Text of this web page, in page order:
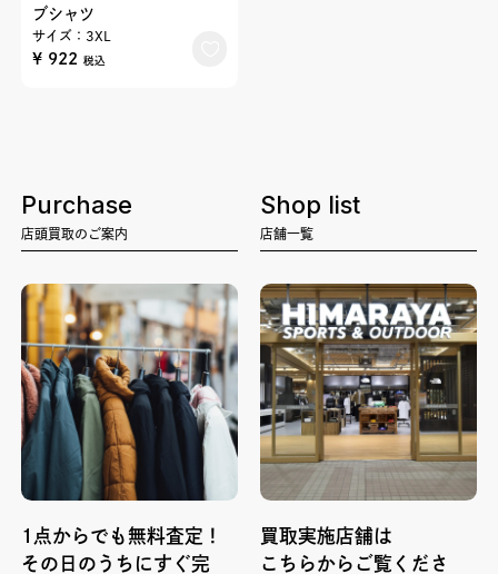
ブシャツ
サイズ：3XL
¥ 922 税込
Purchase
店頭買取のご案内
1点からでも無料査定！
その日のうちにすぐ完
Shop list
店舗一覧
買取実施店舗は
こちらからご覧くださ